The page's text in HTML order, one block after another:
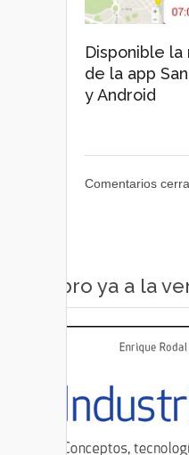
Disponible la
de la app
y Android
Comentarios
Libro ya a la